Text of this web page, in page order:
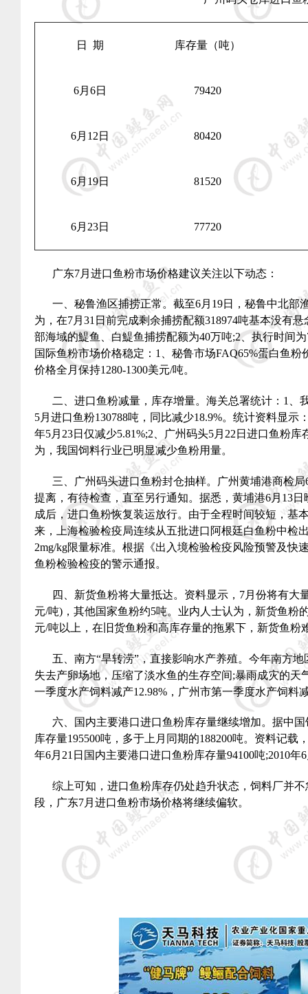
日 期 库存量（吨）
6月 6日 79420
6月 12 日 80420
6月19日 81520
6月 23日 77720
广东7月进口鱼粉市场价格建议关注以下动态：
一、秘鲁渔区捕捞正常。截至6月 19日，秘鲁中北部
为，在7月 31 日前完成剩余捕捞配额318974吨基本没有悬
部海域的鯷鱼、白鯷鱼捕捞配额为40万吨;2、执行时间为
国际鱼粉市场价格稳定： 1 、秘鲁市场FAQ65%蛋白鱼粉
价格全月保持1280-1300美元/吨。
二、进口鱼粉减量，库存增量。海关总署统计： 1
、
5月进口鱼粉130788吨，同比减少18.9%。统计资料显示
年5月 23日仅减少5.81%;2 、广州码头5月 22 日进口鱼粉库
为，我国饲料行业已明显减少鱼粉用量。
三、广州码头进口鱼粉封仓抽样。广州黄埔港商检局
提离，有待检查，直至另行通知。据悉，黄埔港6月 13日
成后，进口鱼粉恢复装运放行。由于全程时间较短，基
来，上海检验检疫局连续从五批进口阿根廷白鱼粉中检
2mg/kg限量标准。根据《出入境检验检疫风险预警及快
鱼粉检验检疫的警示通报。
四、新货鱼粉将大量抵达。资料显示， 7月份将有大
元/吨) ，其他国家鱼粉约5吨。业内人士认为，新货鱼粉
元/吨以上，在旧货鱼粉和高库存量的拖累下，新货鱼粉
五、南方“旱转涝”，直接影响水产养殖。今年南方
失去产卵场地，压缩了淡水鱼的生存空间;暴雨成灾的天
一季度水产饲料减产12.98% ，广州市第一季度水产饲料
六、国内主要港口进口鱼粉库存量继续增加。据中
库存量195500吨，多于上月同期的188200吨。资料记载
年6月 21 日国内主要港口进口鱼粉库存量94100吨;2010年6
综上可知，进口鱼粉库存仍处趋升状态，饲料厂并
段，广东7月进口鱼粉市场价格将继续偏软。